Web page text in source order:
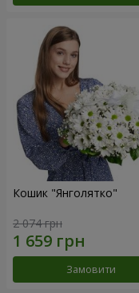
Кошик "Янголятко"
2 074 грн
Замовити